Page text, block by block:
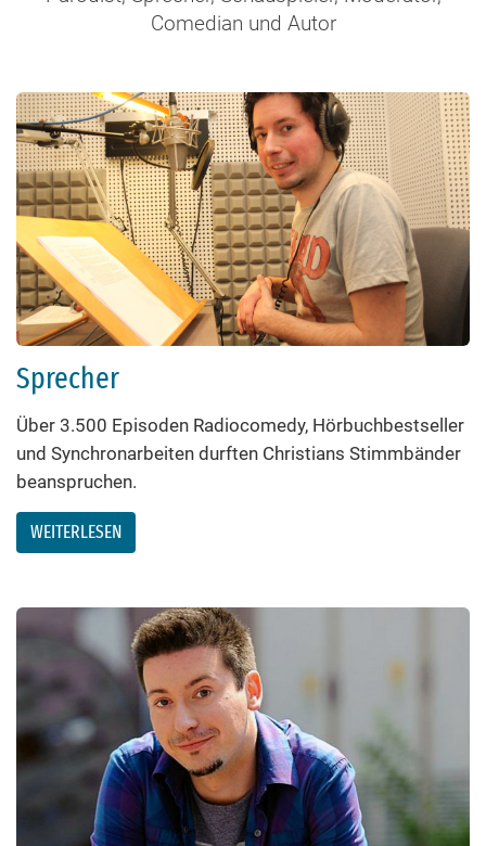
Comedian und Autor
Sprecher
Über 3.500 Episoden Radiocomedy, Hörbuchbestseller
und Synchronarbeiten durften Christians Stimmbänder
beanspruchen.
WEITERLESEN